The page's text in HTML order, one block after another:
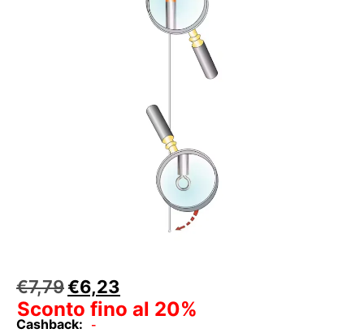
€7,79€6,23
Sconto fino al 20%
Cashback: -